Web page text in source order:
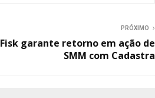
PRÓXIMO
Fisk garante retorno em ação de
SMM com Cadastra